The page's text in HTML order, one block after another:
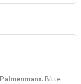
Palmenmann. Bitte